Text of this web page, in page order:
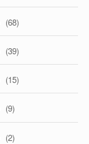
(68)
(39)
(15)
(9)
(2)